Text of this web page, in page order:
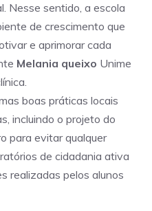
Nesse sentido, a escola
de crescimento que
e aprimorar cada
Melania queixo Unime
boas práticas locais
incluindo o projeto do
para evitar qualquer
de cidadania ativa
realizadas pelos alunos